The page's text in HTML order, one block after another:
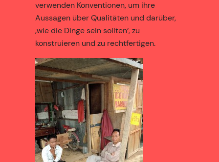
verwenden Konventionen, um ihre
Aussagen über Qualitäten und darüber,
‚wie die Dinge sein sollten‘, zu
konstruieren und zu rechtfertigen.